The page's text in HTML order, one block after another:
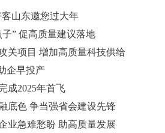
山东邀您过大年
” 促高质量建议落地
关项目 增加高质量科技供给
企早投产
成2025年首飞
底色 争当强省会建设先锋
业急难愁盼 助高质量发展